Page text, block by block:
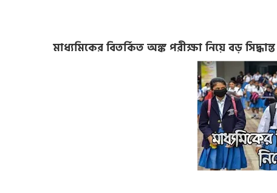
মাধ্যমিকের বিতর্কিত অঙ্ক পরীক্ষা নিয়ে বড় সিদ্ধান্ত